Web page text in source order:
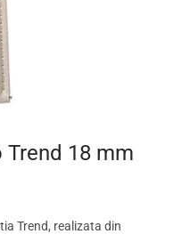
Trend 18 mm
Trend, realizata din